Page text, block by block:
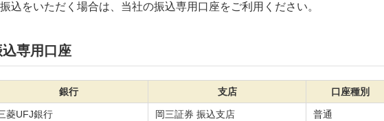
込をいただく場合は、当社の振込専用口座をご利用ください。
込専用口座
銀行 支店 口座種別
菱UFJ銀行 岡三証券 振込支店 普通